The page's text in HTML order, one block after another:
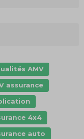
AMV
assurance
4x4
auto